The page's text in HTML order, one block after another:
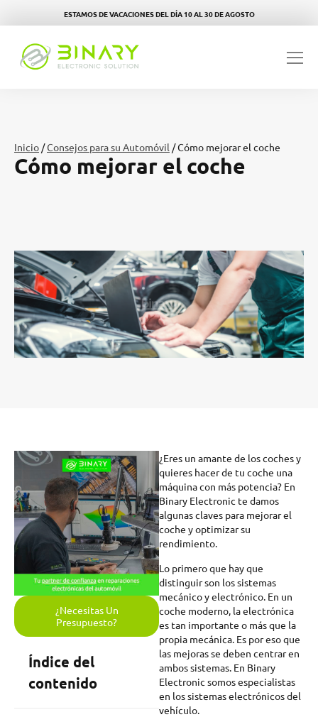
ESTAMOS DE VACACIONES DEL DÍA 10 AL 30 DE AGOSTO
Inicio /Consejos para su Automóvil / Cómo mejorar el coche
Cómo mejorar el coche
¿Eres un amante de los coches y
quieres hacer de tu coche una
máquina con más potencia? En
Binary Electronic te damos
algunas claves para mejorar el
coche y optimizar su
rendimiento.
Lo primero que hay que
distinguir son los sistemas
mecánico y electrónico. En un
coche moderno, la electrónica
es tan importante o más que la
propia mecánica. Es por eso que
las mejoras se deben centrar en
ambos sistemas. En Binary
Electronic somos especialistas
en los sistemas electrónicos del
vehículo.
¿Necesitas Un
Presupuesto?
Índice del
contenido